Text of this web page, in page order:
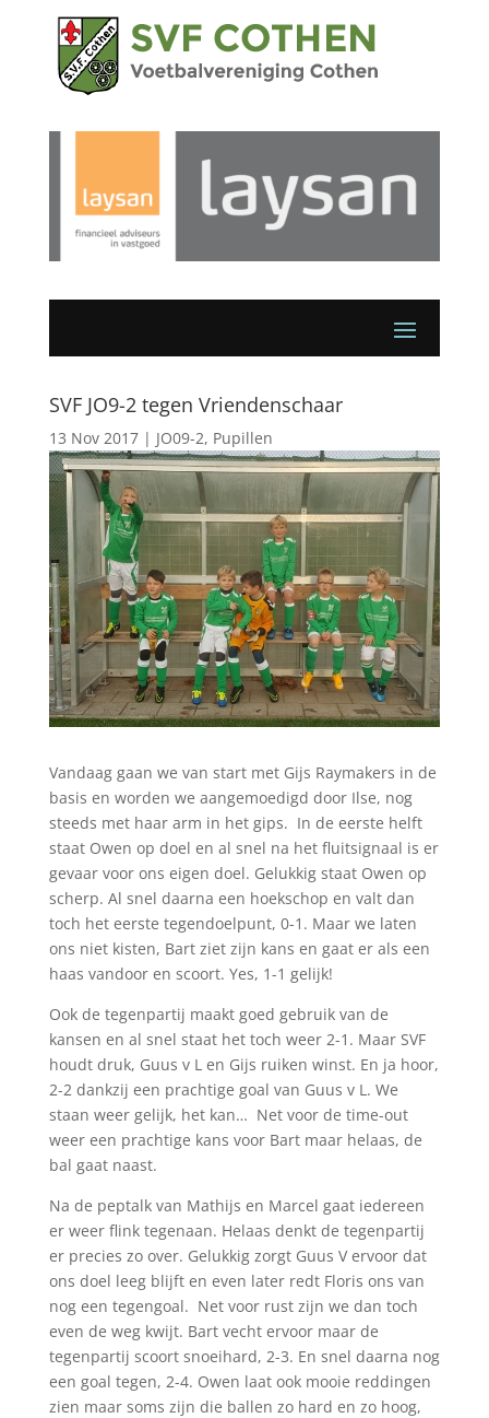
SVF JO9-2 tegen Vriendenschaar
13 Nov 2017| JO09-2, Pupillen
Vandaag gaan we van start met Gijs Raymakers in de
basis en worden we aangemoedigd door Ilse, nog
steeds met haar arm in het gips. In de eerste helft
staat Owen op doel en al snel na het fluitsignaal is er
gevaar voor ons eigen doel. Gelukkig staat Owen op
scherp. Al snel daarna een hoekschop en valt dan
toch het eerste tegendoelpunt, 0-1. Maar we laten
ons niet kisten, Bart ziet zijn kans en gaat er als een
haas vandoor en scoort. Yes, 1-1 gelijk!
Ook de tegenpartij maakt goed gebruik van de
kansen en al snel staat het toch weer 2-1. Maar SVF
houdt druk, Guus v L en Gijs ruiken winst. En ja hoor,
2-2 dankzij een prachtige goal van Guus v L. We
staan weer gelijk, het kan… Net voor de time-out
weer een prachtige kans voor Bart maar helaas, de
bal gaat naast.
Na de peptalk van Mathijs en Marcel gaat iedereen
er weer flink tegenaan. Helaas denkt de tegenpartij
er precies zo over. Gelukkig zorgt Guus V ervoor dat
ons doel leeg blijft en even later redt Floris ons van
nog een tegengoal. Net voor rust zijn we dan toch
even de weg kwijt. Bart vecht ervoor maar de
tegenpartij scoort snoeihard, 2-3. En snel daarna nog
een goal tegen, 2-4. Owen laat ook mooie reddingen
zien maar soms zijn die ballen zo hard en zo hoog,